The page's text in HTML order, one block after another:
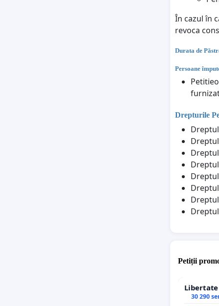
În cazul în
revoca
Durata de
Persoane
Drepturile
Petiții
Libertate
30 290